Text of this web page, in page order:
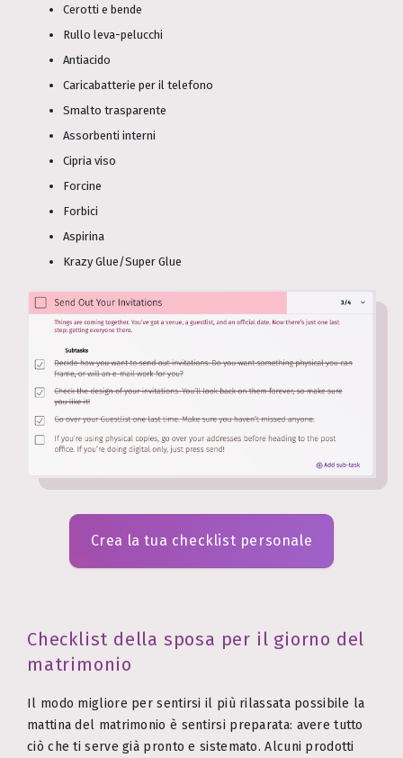
Cerotti e bende
Rullo leva-pelucchi
Antiacido
Caricabatterie per il telefono
Smalto trasparente
Assorbenti interni
Cipria viso
Forcine
Forbici
Aspirina
Krazy Glue/Super Glue
Crea la tua checklist personale
Checklist della sposa per il giorno del
matrimonio
Il modo migliore per sentirsi il più rilassata possibile la
mattina del matrimonio è sentirsi preparata: avere tutto
ciò che ti serve già pronto e sistemato. Alcuni prodotti